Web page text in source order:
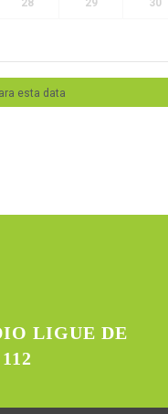
28 29 30
esta data
LIGUE DE